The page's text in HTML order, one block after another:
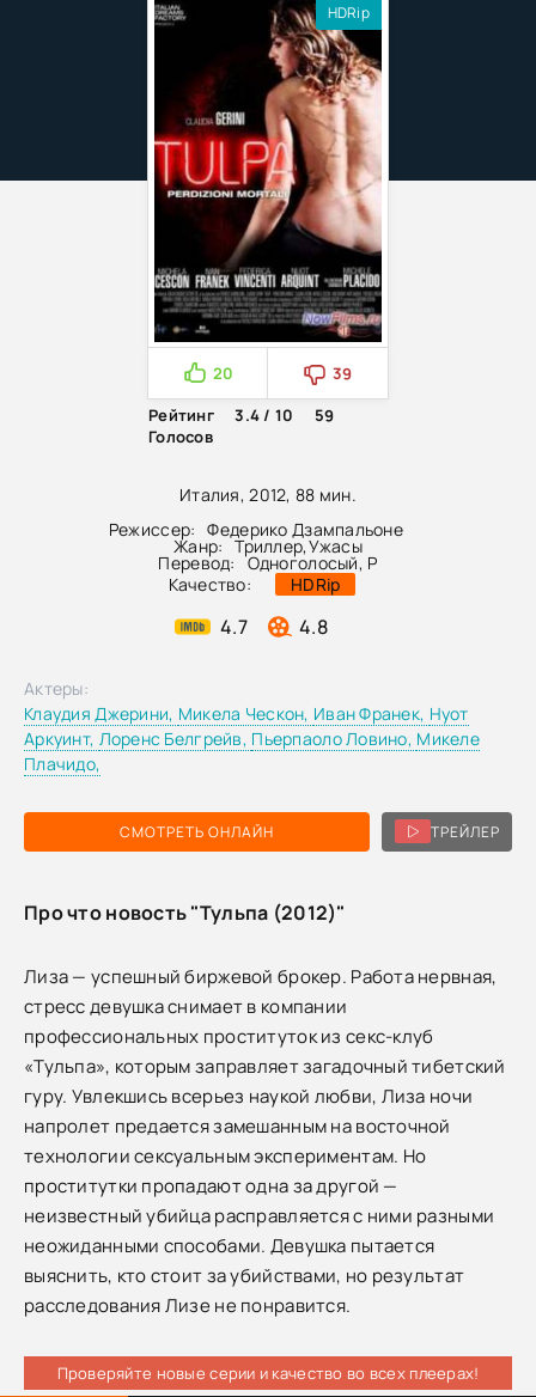
Италия, 2012, 88 мин.
Режиссер:
Федерико Дзампальоне
Жанр: Триллер,Ужасы
Перевод:
Одноголосый, P
Качество:
HDRip
4.7 4.8
HDRip
20
39
Рейтинг
3.4 / 10
59
Голосов
СМОТРЕТЬ ОНЛАЙН ТРЕЙЛЕР
Актеры:
Клаудия Джерини, Микела Ческон, Иван Франек, Нуот
Аркуинт, Лоренс Белгрейв, Пьерпаоло Ловино, Микеле
Плачидо,
Про что новость "Тульпа (2012)"
Лиза — успешный биржевой брокер. Работа нервная,
стресс девушка снимает в компании
профессиональных проституток из секс-клуб
«Тульпа», которым заправляет загадочный тибетский
гуру. Увлекшись всерьез наукой любви, Лиза ночи
напролет предается замешанным на восточной
технологии сексуальным экспериментам. Но
проститутки пропадают одна за другой —
неизвестный убийца расправляется с ними разными
неожиданными способами. Девушка пытается
выяснить, кто стоит за убийствами, но результат
расследования Лизе не понравится.
Проверяйте новые серии и качество во всех плеерах!